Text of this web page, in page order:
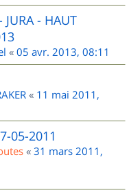
JURA - HAUT
« 05 avr. 2013, 08:11
« 11 mai 2011,
05-2011
« 31 mars 2011,